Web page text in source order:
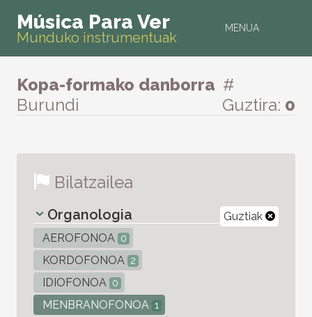
MENUA
Música Para Ver
Munduko instrumentuak
Kopa-formako danborra #
Burundi
Guztira: 0
Bilatzailea
Guztiak
Organologia
AEROFONOA 0
KORDOFONOA 2
IDIOFONOA 0
MENBRANOFONOA 1